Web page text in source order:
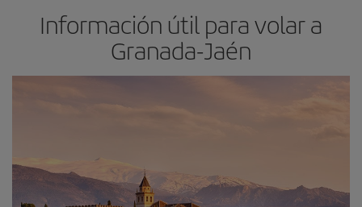
Información útil para volar a
Granada-Jaén